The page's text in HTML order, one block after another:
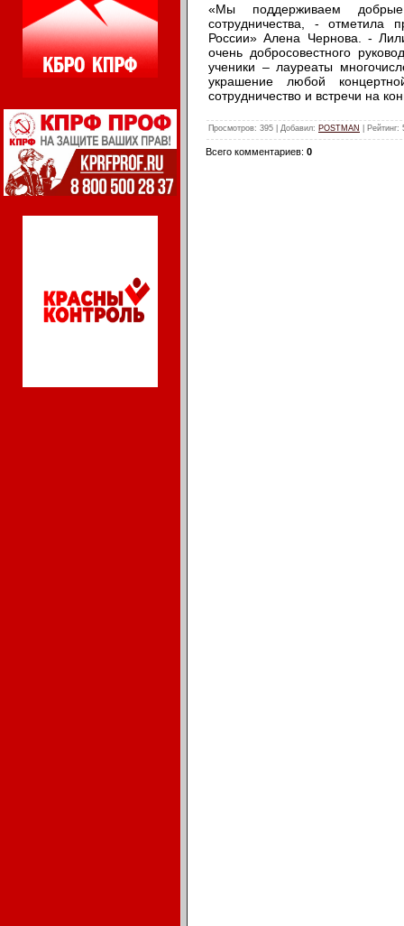
«Мы поддерживаем
сотрудничества, -
России» Алена Чернова. -
очень добросовестного
ученики – лауреаты
украшение любой
сотрудничество и встречи на
Просмотров: 395 | Добавил: POSTMAN Рейтинг:
Всего комментариев: 0